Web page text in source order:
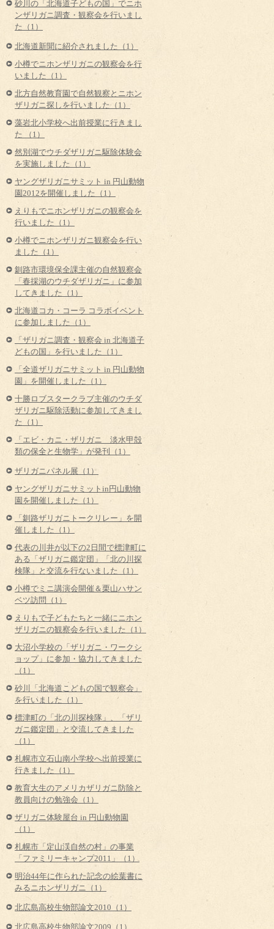
砂川の「北海道子どもの国」でニホ
ンザリガニ調査・観察会を行いまし
た（1）
北海道新聞に紹介されました（1）
小樽でニホンザリガニの観察会を行
いました（1）
北方自然教育園で自然観察とニホン
ザリガニ探しを行いました（1）
藻岩北小学校へ出前授業に行きまし
た （1）
然別湖でウチダザリガニ駆除体験会
を実施しました（1）
ヤングザリガニサミット in 円山動物
園2012を開催しました（1）
えりもでニホンザリガニの観察会を
行いました（1）
小樽でニホンザリガニ観察会を行い
ました（1）
釧路市環境保全課主催の自然観察会
「春採湖のウチダザリガニ」に参加
してきました（1）
北海道コカ・コーラ コラボイベント
に参加しました（1）
「ザリガニ調査・観察会 in 北海道子
どもの国」を行いました（1）
「全道ザリガニサミット in 円山動物
園」を開催しました（1）
十勝ロブスタークラブ主催のウチダ
ザリガニ駆除活動に参加してきまし
た（1）
「エビ・カニ・ザリガニ 淡水甲殻
類の保全と生物学」が発刊（1）
ザリガニパネル展（1）
ヤングザリガニサミットin円山動物
園を開催しました（1）
「釧路ザリガニトークリレー」を開
催しました（1）
代表の川井が以下の2日間で標津町に
ある「ザリガニ鑑定団」「北の川探
検隊」と交流を行ないました（1）
小樽でミニ講演会開催＆栗山ハサン
ベツ訪問（1）
えりもで子どもたちと一緒にニホン
ザリガニの観察会を行いました（1）
大沼小学校の「ザリガニ・ワークシ
ョップ」に参加・協力してきました
（1）
砂川「北海道こどもの国で観察会」
を行いました（1）
標津町の「北の川探検隊」、「ザリ
ガニ鑑定団」と交流してきました
（1）
札幌市立石山南小学校へ出前授業に
行きました（1）
教育大生のアメリカザリガニ防除と
教員向けの勉強会（1）
ザリガニ体験屋台 in 円山動物園
（1）
札幌市「定山渓自然の村」の事業
「ファミリーキャンプ2011」（1）
明治44年に作られた記念の絵葉書に
みるニホンザリガニ（1）
北広島高校生物部論文2010（1）